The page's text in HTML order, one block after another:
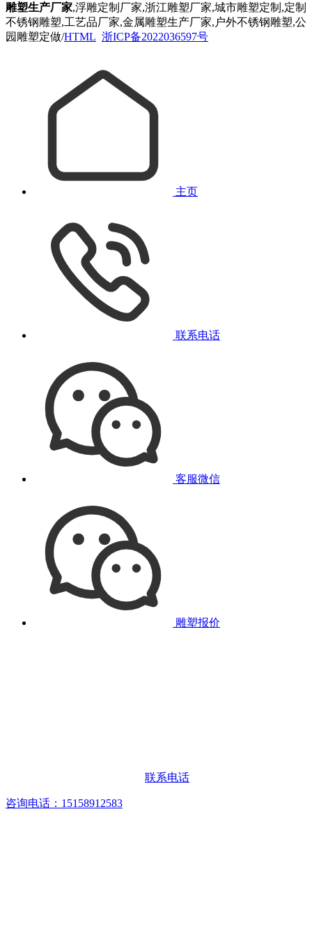
雕塑生产厂家,浮雕定制厂家,浙江雕塑厂家,城市雕塑定制,定制
不锈钢雕塑,工艺品厂家,金属雕塑生产厂家,户外不锈钢雕塑,公
园雕塑定做/HTML 浙ICP备2022036597号
主页
联系电话
客服微信
雕塑报价
联系电话
咨询电话：15158912583